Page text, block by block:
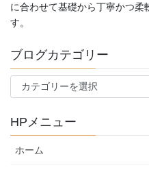
に合わせて基礎から丁寧かつ柔
す。
ブログカテゴリー
ロ
カ
テ
ゴ
HPメニュー
ホーム